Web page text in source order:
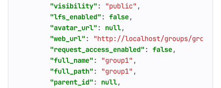
"visibility" : "public" ,
"lfs_enabled" : false,
"avatar_url" : null,
"web_url" : "http://localhost/groups/group1"
"request_access_enabled" : false,
"full_name" : "group1" ,
"full_path" : "group1" ,
"parent_id" : null,